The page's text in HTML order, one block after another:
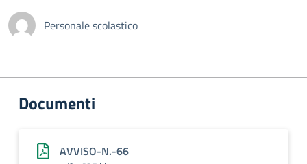
Personale scolastico
Documenti
AVVISO-N.-66